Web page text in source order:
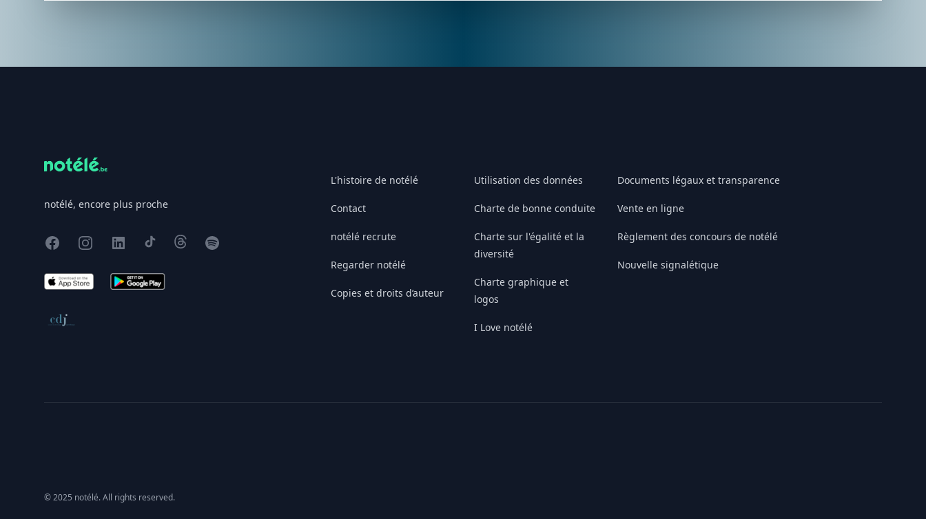
notélé, encore plus proche
FacebookInstagram
X TikTokThreadsSpotify
App Store Google Play
Conseil de déontologie journalistique
L'histoire de notélé
Contact
notélé recrute
Regarder notélé
Copies et droits d’auteur
Utilisation des données
Charte de bonne conduite
Charte sur l'égalité et la
diversité
Charte graphique et
logos
I Love notélé
Documents légaux et transparence
Vente en ligne
Règlement des concours de notélé
Nouvelle signalétique
© 2025 notélé. All rights reserved.